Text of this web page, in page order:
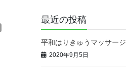
最近の投稿
平和はりきゅうマッサージ
2020年9月5日